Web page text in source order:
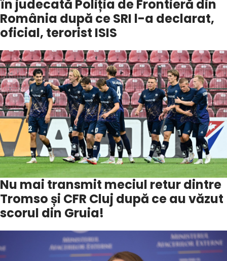
în judecată Poliția de Frontieră din
România după ce SRI l-a declarat,
oficial, terorist ISIS
Nu mai transmit meciul retur dintre
Tromso și CFR Cluj după ce au văzut
scorul din Gruia!